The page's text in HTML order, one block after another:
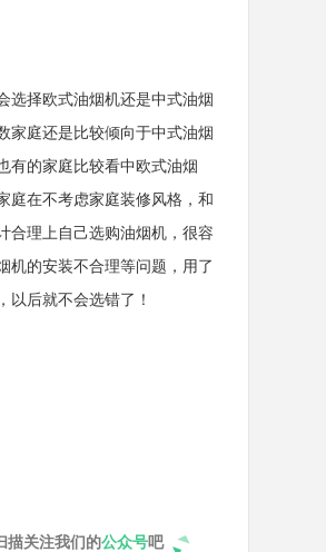
选择欧式油烟机还是中式油烟
家庭还是比较倾向于中式油烟
有的家庭比较看中欧式油烟
庭在不考虑家庭装修风格，和
合理上自己选购油烟机，很容
机的安装不合理等问题，用了
以后就不会选错了！
描关注我们的公众号吧